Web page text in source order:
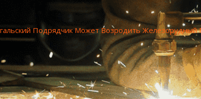
Подрядчик Может Возродить Железорудный